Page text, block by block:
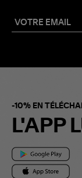
-10% EN
L'APP